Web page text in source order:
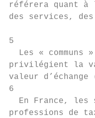
référera quant à
des services,
5
Les « communs
privilégient la
valeur
6
En France, les
professions de